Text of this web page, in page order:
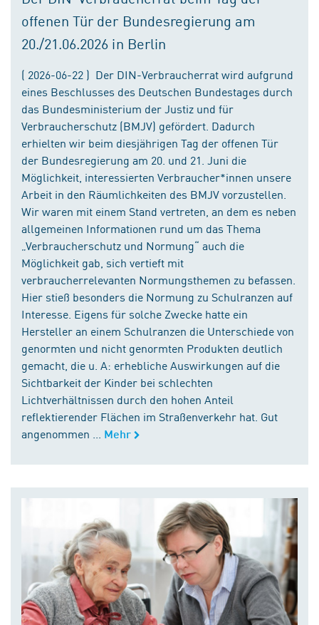
offenen Tür der Bundesregierung am
20./21.06.2026 in Berlin
( 2026-06-22 ) Der DIN-Verbraucherrat wird aufgrund
eines Beschlusses des Deutschen Bundestages durch
das Bundesministerium der Justiz und für
Verbraucherschutz (BMJV) gefördert. Dadurch
erhielten wir beim diesjährigen Tag der offenen Tür
der Bundesregierung am 20. und 21. Juni die
Möglichkeit, interessierten Verbraucher*innen unsere
Arbeit in den Räumlichkeiten des BMJV vorzustellen.
Wir waren mit einem Stand vertreten, an dem es neben
allgemeinen Informationen rund um das Thema
„Verbraucherschutz und Normung“ auch die
Möglichkeit gab, sich vertieft mit
verbraucherrelevanten Normungsthemen zu befassen.
Hier stieß besonders die Normung zu Schulranzen auf
Interesse. Eigens für solche Zwecke hatte ein
Hersteller an einem Schulranzen die Unterschiede von
genormten und nicht genormten Produkten deutlich
gemacht, die u. A: erhebliche Auswirkungen auf die
Sichtbarkeit der Kinder bei schlechten
Lichtverhältnissen durch den hohen Anteil
reflektierender Flächen im Straßenverkehr hat. Gut
angenommen ...
Mehr